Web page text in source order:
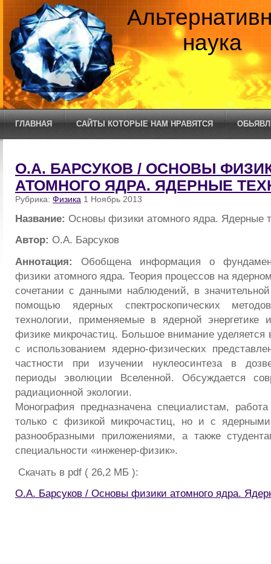
наука
ГЛАВНАЯ САЙТЫ КОТОРЫЕ НАМ НРАВЯТСЯ
О.А. БАРСУКОВ / ОСНОВЫ
АТОМНОГО ЯДРА. ЯДЕРНЫЕ
Рубрика: Физика 1 Ноябрь 2013
Название: Основы физики атомного ядра. Ядерные
Автор: О.А. Барсуков
Аннотация: Обобщена информация о
физики атомного ядра. Теория процессов на
сочетании с данными наблюдений, в
помощью ядерных спектроскопических
технологии, применяемые в ядерной энергетике
физике микрочастиц. Большое внимание уделяется
с использованием ядерно-физических
частности при изучении нуклеосинтеза в
периоды эволюции Вселенной. Обсуждается
радиационной экологии.
Монография предназначена специалистам,
только с физикой микрочастиц, но и с
разнообразными приложениями, а также
специальности «инженер-физик».
Скачать в pdf ( 26,2 МБ ):
О.А. Барсуков / Основы физики атомного ядра.